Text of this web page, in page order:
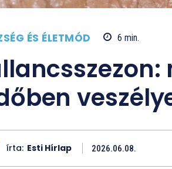
ÉS ÉLETMÓD 6 min.
írta: Esti Hírlap 2026.06.08.